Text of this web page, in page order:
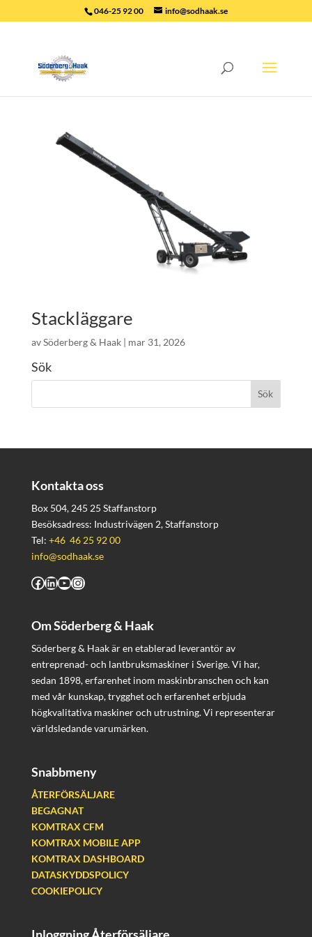
046-25 92 00 info@sodhaak.se
Stackläggare
avSöderberg & Haak| mar 31, 2026
Sök
Kontakta oss
Box 504, 245 25 Staffanstorp
Besöksadress: Industrivägen 2, Staffanstorp
Tel: +46 46 25 92 00
info@sodhaak.se
Facebook
LinkedIn
YouTube
Instagram
Om Söderberg & Haak
Söderberg & Haak är en etablerad leverantör av
entreprenad- och lantbruksmaskiner i Sverige. Vi har,
sedan 1898, erfarenhet inom maskinbranschen och kan
med vår kunskap, trygghet och erfarenhet erbjuda
högkvalitativa maskiner och utrustning. Vi representerar
världsledande varumärken.
Snabbmeny
ÅTERFÖRSÄLJARE
BEGAGNAT
KOMTRAX CFM
KOMTRAX MOBILE APP
KOMTRAX DASHBOARD
DATASKYDDSPOLICY
COOKIEPOLICY